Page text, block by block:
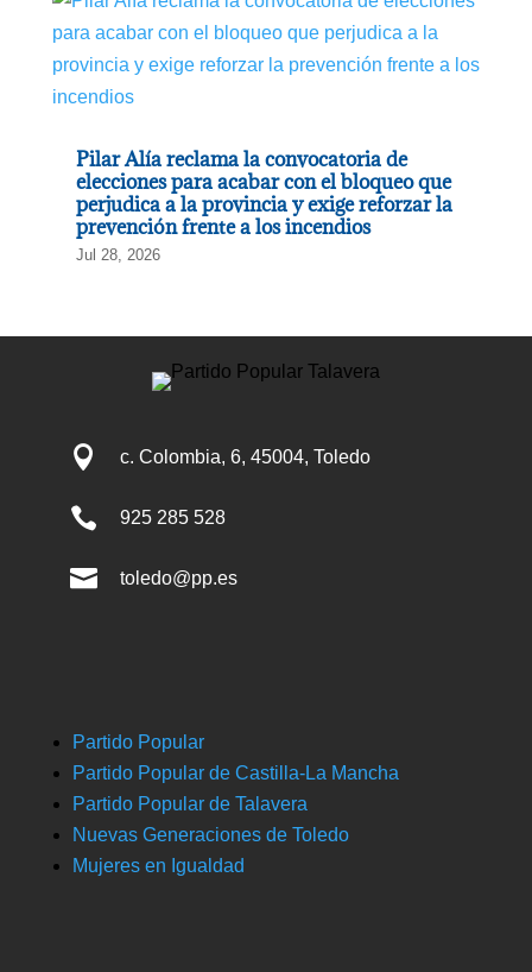
Pilar Alía reclama la convocatoria de
elecciones para acabar con el bloqueo que
perjudica a la provincia y exige reforzar la
prevención frente a los incendios
Jul 28, 2026
 c. Colombia, 6, 45004, Toledo
 925 285 528
 toledo@pp.es
Partido Popular
Partido Popular de Castilla-La Mancha
Partido Popular de Talavera
Nuevas Generaciones de Toledo
Mujeres en Igualdad